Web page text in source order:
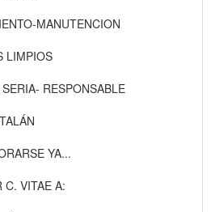
MANUTENCION
LIMPIOS
RESPONSABLE
YA...
C. VITAE A: